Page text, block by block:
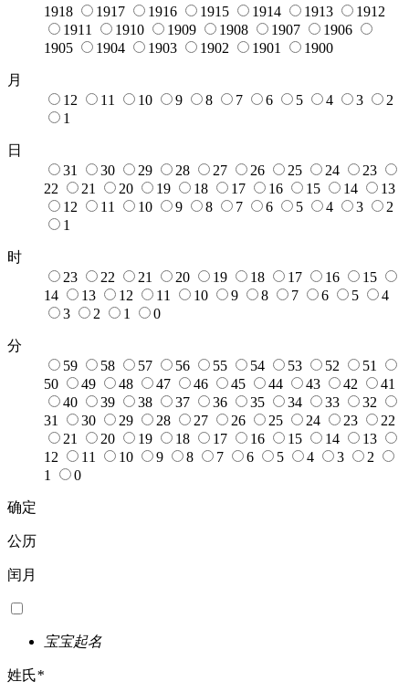
1918
1917 1916 1915 1914 1913
1912
1911
1910 1909 1908 1907
1906
1905
1904 1903 1902 1901 1900
月
12
11 10 9 8 7 6 5 4 3
2
1
日
31
30 29 28 27 26 25 24
23
22
21 20 19 18 17 16 15 14
13
12
11 10 9 8 7 6 5 4 3
2
1
时
23
22 21 20 19 18 17 16
15
14
13 12 11 10 9 8 7 6 5
4
3
2 1 0
分
59
58 57 56 55 54 53 52
51
50
49 48 47 46 45 44 43 42
41
40
39 38 37 36 35 34 33
32
31
30 29 28 27 26 25 24 23
22
21
20 19 18 17 16 15 14
13
12
11 10 9 8 7 6 5 4 3
2
1
0
确定
公历
闰月
宝宝起名
姓氏*